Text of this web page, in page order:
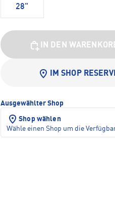
28"
IN DEN
IM SHOP
Ausgewählter Shop
Shop wählen
Wähle einen Shop um die